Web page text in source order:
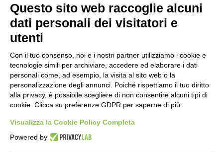
19 ore fa
Reale Mutua, ecco il programma del
Nidi comunali: dalla Regione 1,5 milioni
di euro per ampliare gli orari dei servizi
a parità di tariffa
1 giorno fa
collegamenti verso la collina
1 giorno fa
Questo sito web raccoglie alcuni
dati personali dei visitatori e
utenti
Con il tuo consenso, noi e i nostri partner utilizziamo i cookie e
tecnologie simili per archiviare, accedere ed elaborare i dati
personali come, ad esempio, la visita al sito web o la
personalizzazione degli annunci. Poiché rispettiamo il tuo diritto
alla privacy, è possibile scegliere di non consentire alcuni tipi di
cookie. Clicca su preferenze GDPR per saperne di più.
Visualizza la Cookie Policy Completa
Powered by